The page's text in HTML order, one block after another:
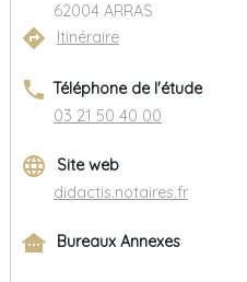
62004 ARRAS
directions Itinéraire
phone Téléphone de l'étude
03 21 50 40 00
language
Site web
didactis.notaires.fr
other_houses Bureaux Annexes